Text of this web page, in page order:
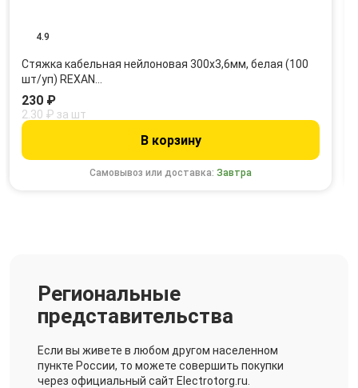
4.9
Стяжка кабельная нейлоновая 300x3,6мм, белая (100
шт/уп) REXAN…
Самовывоз или доставка:Завтра
230 ₽
2.30 ₽ за шт
В корзину
Региональные
представительства
Если вы живете в любом другом населенном
пункте России, то можете совершить покупки
через официальный сайт Electrotorg.ru.